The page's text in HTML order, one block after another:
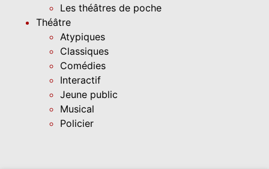
Les théâtres de poche
Théâtre
Atypiques
Classiques
Comédies
Interactif
Jeune public
Musical
Policier